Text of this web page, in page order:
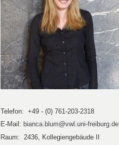
Telefon: +49 - (0) 761-203-2318
E-Mail: bianca.blum@vwl.uni-freiburg.de
Raum: 2436, Kollegiengebäude II